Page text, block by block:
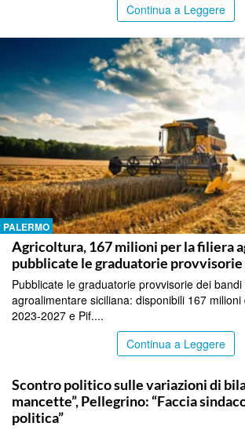
Continua a Leggere
PALERMO
Agricoltura, 167 milioni per la filiera
pubblicate le graduatorie provvisorie
Pubblicate le graduatorie provvisorie dei
agroalimentare siciliana: disponibili 167
2023-2027 e Pif....
Continua a Leggere
Scontro politico sulle variazioni di
mancette”, Pellegrino: “Faccia
politica”